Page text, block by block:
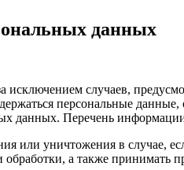
данных
случаев,
персональные
данных. Перечень
или уничтожения в
а также принимать